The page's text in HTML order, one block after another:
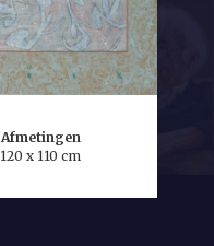
Afmetingen
120 x 110 cm